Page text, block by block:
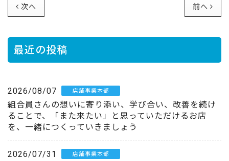
次へ 前へ
最近の投稿
2026/08/07 店舗事業本部
組合員さんの想いに寄り添い、学び合い、改善を続け
ることで、「また来たい」と思っていただけるお店
を、一緒につくっていきましょう
2026/07/31 店舗事業本部